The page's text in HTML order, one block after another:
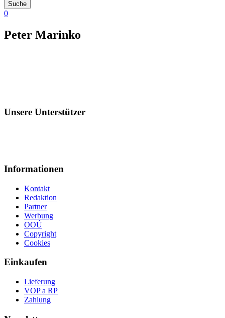
0
Peter Marinko
Unsere Unterstützer
Informationen
Kontakt
Redaktion
Partner
Werbung
OOÚ
Copyright
Cookies
Einkaufen
Lieferung
VOP a RP
Zahlung